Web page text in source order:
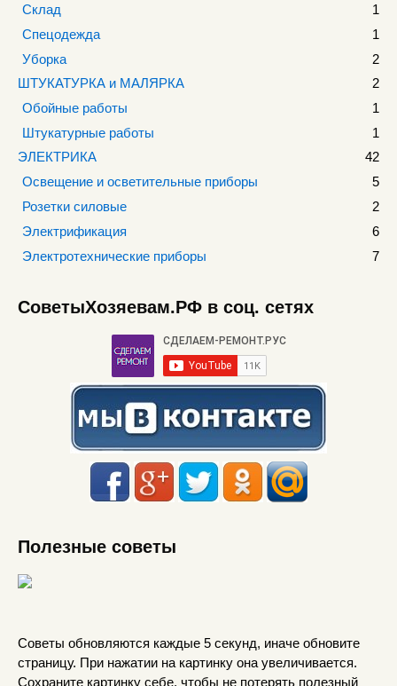
Склад
1
Спецодежда
1
Уборка
2
ШТУКАТУРКА и МАЛЯРКА
2
Обойные работы
1
Штукатурные работы
1
ЭЛЕКТРИКА
42
Освещение и осветительные приборы
5
Розетки силовые
2
Электрификация
6
Электротехнические приборы
7
СоветыХозяевам.РФ в соц. сетях
Полезные советы
Советы обновляются каждые 5 секунд, иначе обновите
страницу. При нажатии на картинку она увеличивается.
Сохраните картинку себе, чтобы не потерять полезный